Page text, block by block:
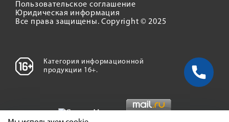
Пользовательское соглашение
Юридическая информация
Все права защищены. Copyright © 2025
Категория информационной
продукции 16+.